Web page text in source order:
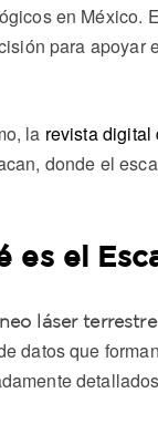
en México.
para apoyar
la revista digital
donde el
es el
láser
datos que